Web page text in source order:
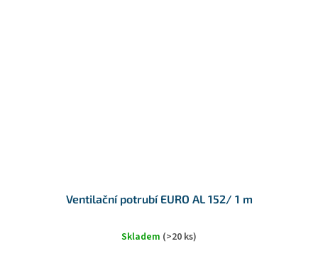
Ventilační potrubí EURO AL 152/ 1 m
Skladem (>20 ks)